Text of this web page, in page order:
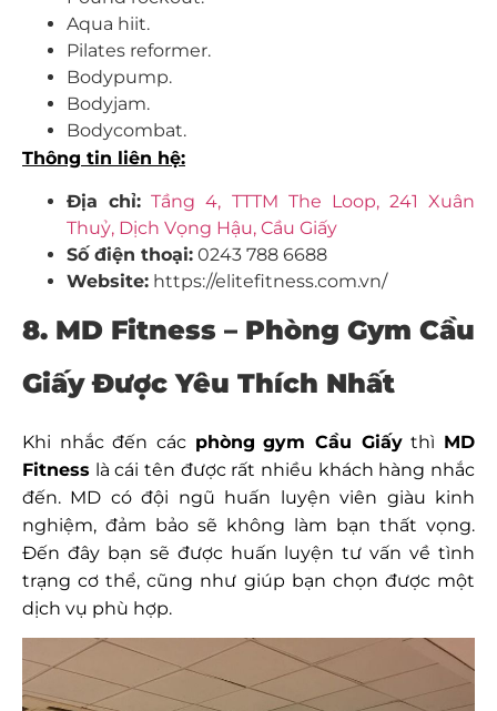
Aqua hiit.
Pilates reformer.
Bodypump.
Bodyjam.
Bodycombat.
Thông tin liên hệ:
Địa chỉ: Tầng 4, TTTM The Loop, 241 Xuân
Thuỷ, Dịch Vọng Hậu, Cầu Giấy
Số điện thoại: 0243 788 6688
Website: https://elitefitness.com.vn/
8. MD Fitness – Phòng Gym Cầu
Giấy Được Yêu Thích Nhất
Khi nhắc đến các phòng gym Cầu Giấythì MD
Fitness là cái tên được rất nhiều khách hàng nhắc
đến. MD có đội ngũ huấn luyện viên giàu kinh
nghiệm, đảm bảo sẽ không làm bạn thất vọng.
Đến đây bạn sẽ được huấn luyện tư vấn về tình
trạng cơ thể, cũng như giúp bạn chọn được một
dịch vụ phù hợp.